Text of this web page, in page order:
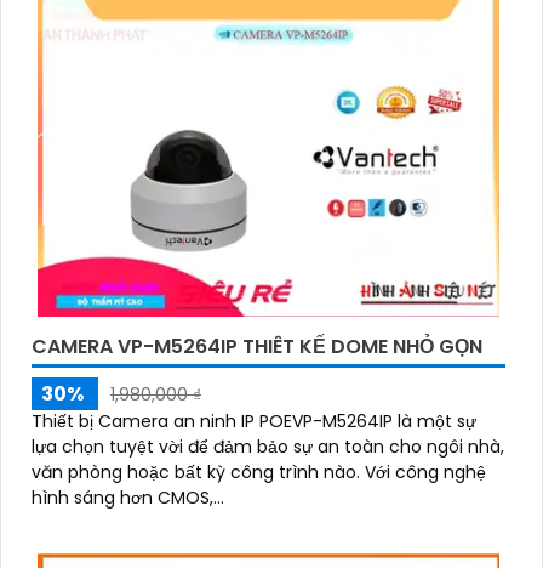
CAMERA VP-M5264IP THIÊT KẾ DOME NHỎ GỌN
30%
1,980,000 ₫
Thiết bị Camera an ninh IP POEVP-M5264IP là một sự
lựa chọn tuyệt vời để đảm bảo sự an toàn cho ngôi nhà,
văn phòng hoặc bất kỳ công trình nào. Với công nghệ
hình sáng hơn CMOS,...